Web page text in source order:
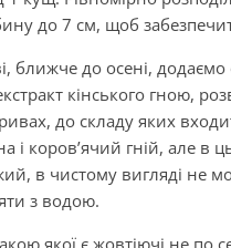
до 7 см, щоб
до осені, додаємо
кінського гною,
до складу яких
і коров’ячий гній, але в
в чистому вигляді не
з водою.
якої є жовтіючі не